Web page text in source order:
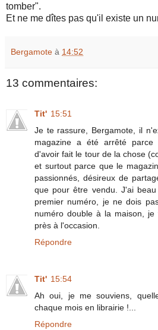
tomber".
Et ne me dîtes pas qu'il existe un
Bergamote à 14:52
13 commentaires:
Tit' 15:51
Je te rassure, Bergamote, il
magazine a été arrêté parce
d'avoir fait le tour de la chose
et surtout parce que le
passionnés, désireux de
que pour être vendu. J'ai
premier numéro, je ne dois
numéro double à la maison,
près à l'occasion.
Répondre
Tit' 15:54
Ah oui, je me souviens,
chaque mois en librairie !...
Répondre